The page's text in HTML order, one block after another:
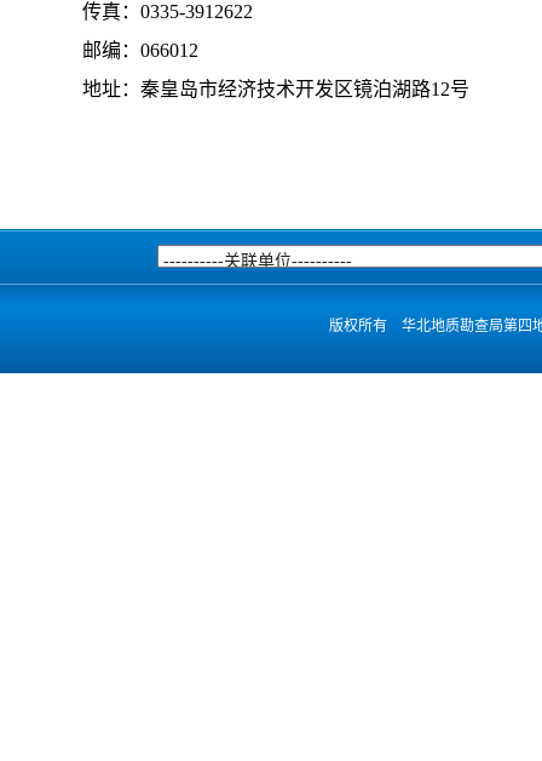
传真：0335-3912622
邮编：066012
地址：秦皇岛市经济技术开发区镜泊湖路12号
版权所有 华北地质勘查局第四